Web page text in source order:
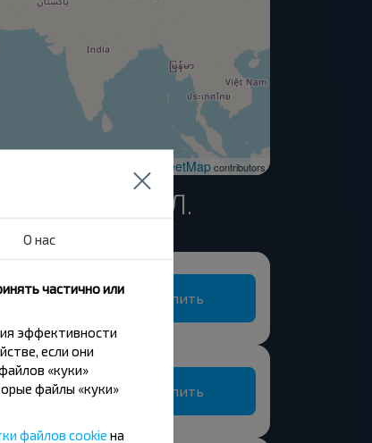
OpenStreetMapcontributors
ОБЛ.
Купить
Купить
О нас
частично или
эффективности
если они
«куки»
файлы «куки»
файлов cookie на